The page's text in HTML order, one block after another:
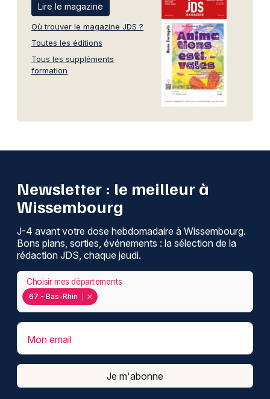
Lire le magazine
Où trouver le magazine JDS ?
Toutes les éditions
Tous les suppléments
formation
Newsletter : le meilleur à
Wissembourg
J-4 avant votre dose hebdomadaire à Wissembourg.
Bons plans, sorties, événements : la sélection de la
rédaction JDS, chaque jeudi.
67 - Bas-Rhin
Choisir mes départements
Mon email
Je m'abonne